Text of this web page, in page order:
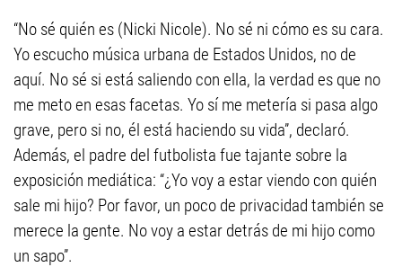
“No sé quién es (Nicki Nicole). No sé ni cómo es su cara.
Yo escucho música urbana de Estados Unidos, no de
aquí. No sé si está saliendo con ella, la verdad es que no
me meto en esas facetas. Yo sí me metería si pasa algo
grave, pero si no, él está haciendo su vida”, declaró.
Además, el padre del futbolista fue tajante sobre la
exposición mediática: “¿Yo voy a estar viendo con quién
sale mi hijo? Por favor, un poco de privacidad también se
merece la gente. No voy a estar detrás de mi hijo como
un sapo”.